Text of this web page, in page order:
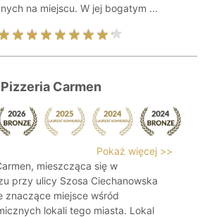
na miejscu. W jej bogatym ...
Carmen
Pokaż więcej >>
mieszcząca się w
przy ulicy Szosa Ciechanowska
znaczące miejsce wśród
lokali tego miasta. Lokal